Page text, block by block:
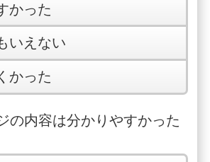
かった
いえない
かった
の内容は分かりやすかった